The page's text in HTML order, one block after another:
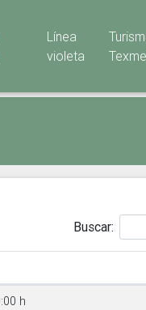
Línea
violeta
Buscar:
h